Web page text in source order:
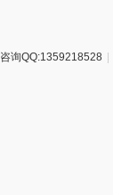
咨询QQ:1359218528